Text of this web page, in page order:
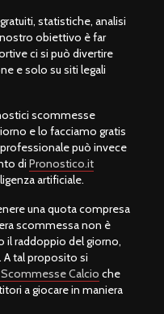
statistiche, analisi
obiettivo è far
ci si può divertire
e solo su siti legali
scommesse
e lo facciamo gratis
può invece
di Pronostico.it
artificiale.
una quota compresa
scommessa non è
il raddoppio del giorno,
tal proposito si
Calcio che
a giocare in maniera